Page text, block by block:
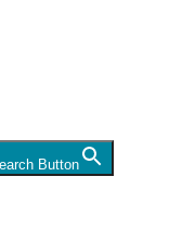
Button